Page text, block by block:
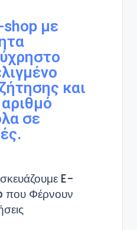
με
και
σε
E-
που Φέρνουν